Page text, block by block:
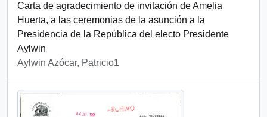
Carta de agradecimiento de invitación de Amelia
Huerta, a las ceremonias de la asunción a la
Presidencia de la República del electo Presidente
Aylwin
Aylwin Azócar, Patricio1